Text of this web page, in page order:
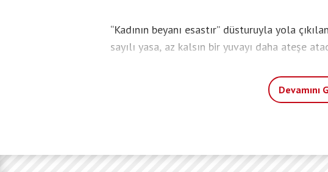
“Kadının beyanı esastır” düsturuyla yola
sayılı yasa, az kalsın bir yuvayı daha ateşe
uzaklaştırma kararı olduğu öğrenilen şahıs,
olay yerine gelmesiyle ikna edilerek aşağı
Devamını